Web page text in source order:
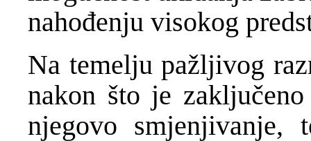
nahođenju visokog
Na temelju pažljivog
nakon što je
njegovo